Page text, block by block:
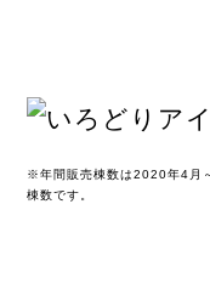
※年間販売棟数は2020年4月
棟数です。